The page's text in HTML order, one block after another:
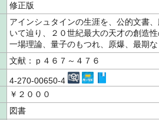
修正版
アインシュタインの生涯を、公的文書
いて辿り、２０世紀最大の天才の創造
一場理論、量子のもつれ、原爆、最期
文献：ｐ４６７～４７６
4-270-00650-4
￥２０００
図書